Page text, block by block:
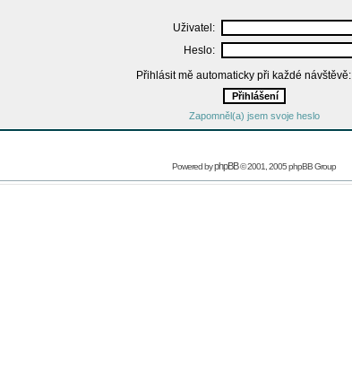
Uživatel:
Heslo:
Přihlásit mě automaticky při každé návštěvě:
Zapomněl(a) jsem svoje heslo
Powered byphpBB© 2001, 2005 phpBB Group